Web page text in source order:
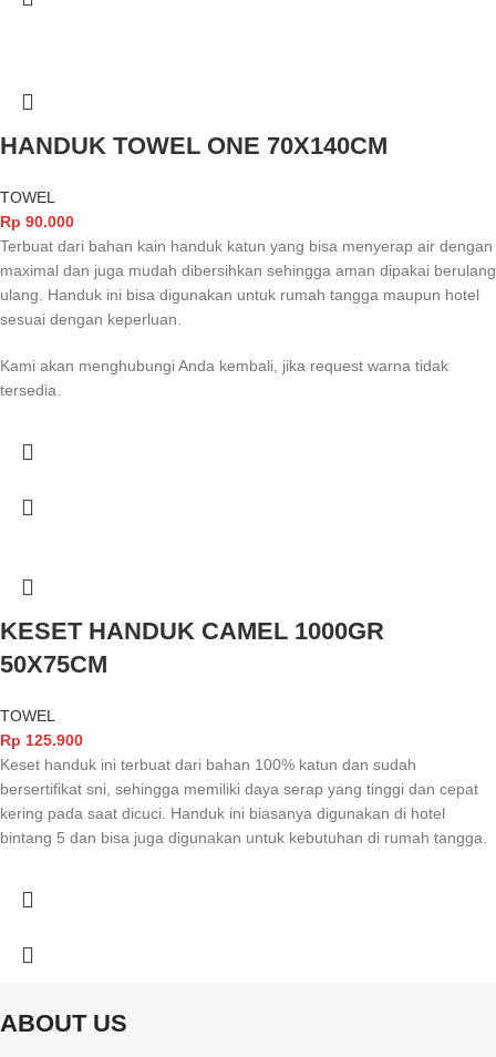
HANDUK TOWEL ONE 70X140CM
TOWEL
Rp 90.000
Terbuat dari bahan kain handuk katun yang bisa menyerap air dengan
maximal dan juga mudah dibersihkan sehingga aman dipakai berulang
ulang. Handuk ini bisa digunakan untuk rumah tangga maupun hotel
sesuai dengan keperluan.
Kami akan menghubungi Anda kembali, jika request warna tidak
tersedia.
KESET HANDUK CAMEL 1000GR
50X75CM
TOWEL
Rp 125.900
Keset handuk ini terbuat dari bahan 100% katun dan sudah
bersertifikat sni, sehingga memiliki daya serap yang tinggi dan cepat
kering pada saat dicuci. Handuk ini biasanya digunakan di hotel
bintang 5 dan bisa juga digunakan untuk kebutuhan di rumah tangga.
ABOUT US